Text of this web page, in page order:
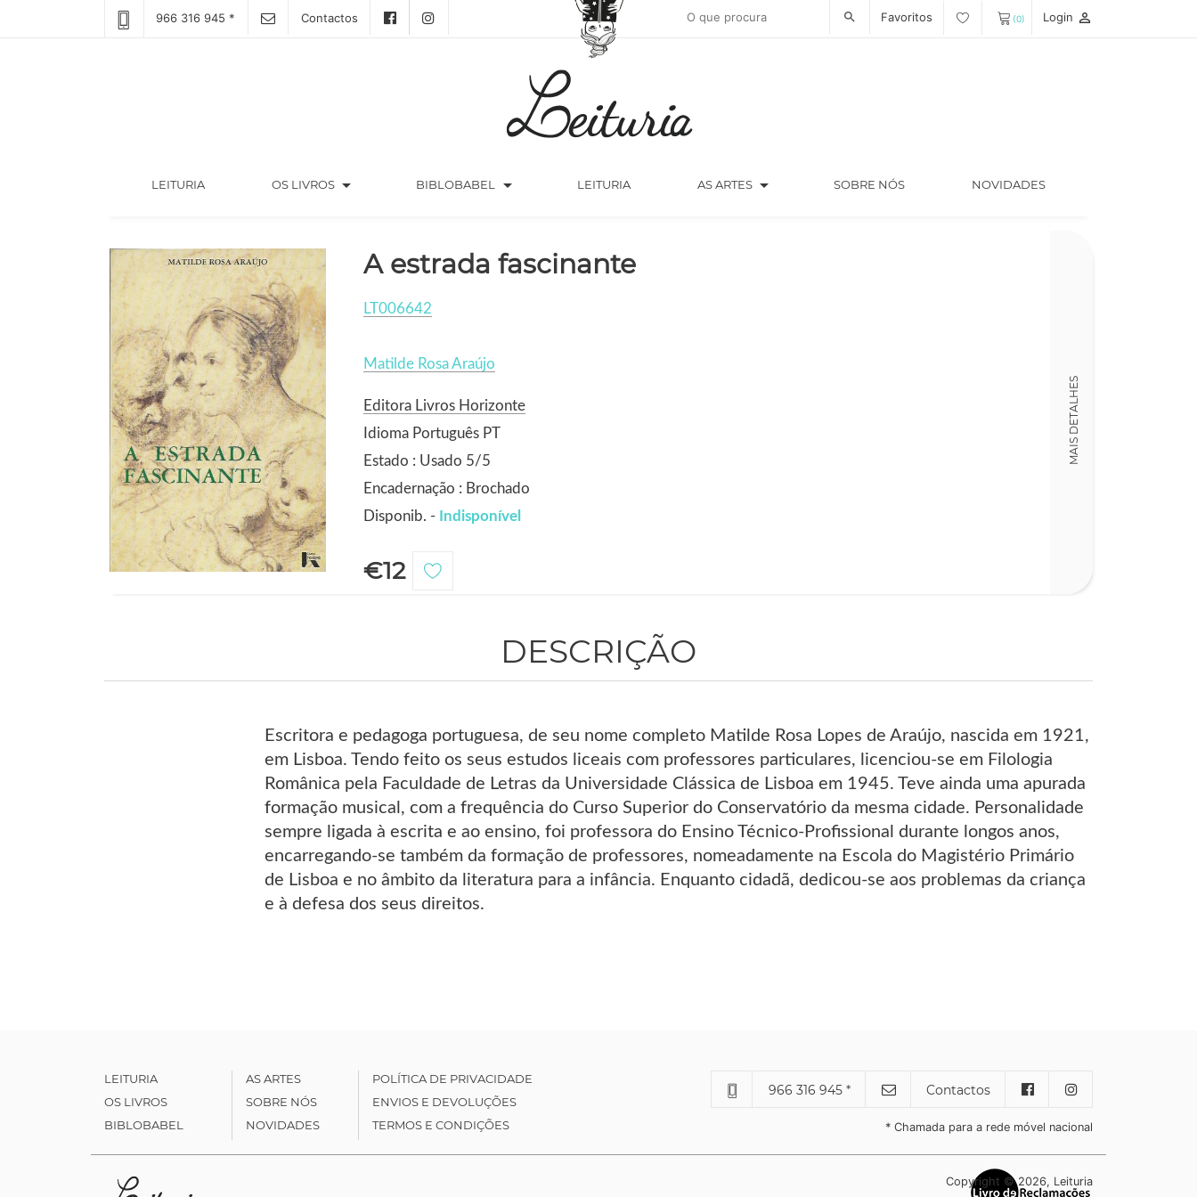
966 316 945 * Contactos search Favoritos (0) Login person_outline
LEITURIA(CURRENT) OS LIVROS arrow_drop_down BIBLOBABEL arrow_drop_down LEITURIA AS ARTES arrow_drop_down SOBRE NÓS NOVIDADES
A estrada fascinante
LT006642
Matilde Rosa Araújo
Editora Livros Horizonte
Idioma Português PT
Estado : Usado 5/5
Encadernação : Brochado
Disponib. - Indisponível
€12
MAIS DETALHES
DESCRIÇÃO
Escritora e pedagoga portuguesa, de seu nome completo Matilde Rosa Lopes de Araújo, nascida em 1921,
em Lisboa. Tendo feito os seus estudos liceais com professores particulares, licenciou-se em Filologia
Românica pela Faculdade de Letras da Universidade Clássica de Lisboa em 1945. Teve ainda uma apurada
formação musical, com a frequência do Curso Superior do Conservatório da mesma cidade. Personalidade
sempre ligada à escrita e ao ensino, foi professora do Ensino Técnico-Profissional durante longos anos,
encarregando-se também da formação de professores, nomeadamente na Escola do Magistério Primário
de Lisboa e no âmbito da literatura para a infância. Enquanto cidadã, dedicou-se aos problemas da criança
e à defesa dos seus direitos.
LEITURIA
OS LIVROS
BIBLOBABEL
AS ARTES
SOBRE NÓS
NOVIDADES
POLÍTICA DE PRIVACIDADE
ENVIOS E DEVOLUÇÕES
TERMOS E CONDIÇÕES
966 316 945 * Contactos
* Chamada para a rede móvel nacional
Copyright © 2026, Leituria